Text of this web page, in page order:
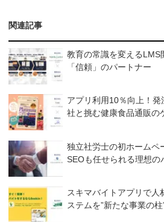
関連記事
教育の常識を変えるLMS
「信頼」のパートナー
アプリ利用10％向上！
社と挑む健康食品通販の
独立社労士の初ホームペ
SEOも任せられる理想
スキマバイトアプリで人
ステムを”新たな事業の柱